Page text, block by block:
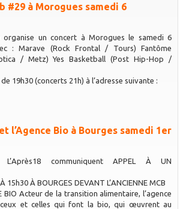
#29 à Morogues samedi 6
organise un concert à Morogues le samedi 6
: Marave (Rock Frontal / Tours) Fantôme
/ Metz) Yes Basketball (Post Hip-Hop /
19h30 (concerts 21h) à l’adresse suivante :
l’Agence Bio à Bourges samedi 1er
L’Après18 communiquent APPEL À UN
15h30 À BOURGES DEVANT L’ANCIENNE MCB
BIO Acteur de la transition alimentaire, l’agence
et celles qui font la bio, qui œuvrent au